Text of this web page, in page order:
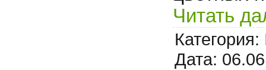
Читать
Категория:
Дата: